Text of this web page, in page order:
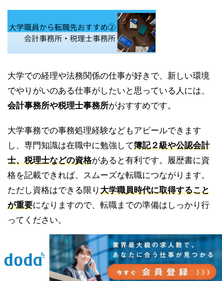
大学での経理や法務関係の仕事が好きで、新しい環境
でやりがいのある仕事がしたいと思っている人には、
会計事務所や税理士事務所がおすすめです。
大学事務での事務処理経験などもアピールできます
し、専門知識は在職中に勉強して簿記２級や公認会計
士、税理士などの資格があると有利です。履歴書に資
格を記載できれば、スムーズな転職につながります。
ただし資格はできる限り 大学職員時代に取得すること
が重要になりますので、転職までの準備はしっかり行
ってください。
転職後は会計事務所では税制改正など、日常的に変化
に対応するために勉強しなくてはならないことが沢山
あるため、新しいことを学んでいく意欲が求められま